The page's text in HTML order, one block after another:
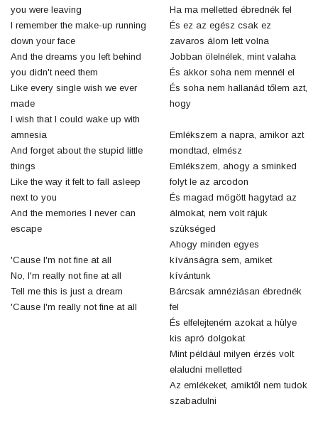
you were leaving
I remember the make-up running
down your face
And the dreams you left behind
you didn't need them
Like every single wish we ever
made
I wish that I could wake up with
amnesia
And forget about the stupid little
things
Like the way it felt to fall asleep
next to you
And the memories I never can
escape
'Cause I'm not fine at all
No, I'm really not fine at all
Tell me this is just a dream
'Cause I'm really not fine at all
Ha ma melletted ébrednék fel
És ez az egész csak ez
zavaros álom lett volna
Jobban ölelnélek, mint valaha
És akkor soha nem mennél el
És soha nem hallanád tőlem azt,
hogy
Emlékszem a napra, amikor azt
mondtad, elmész
Emlékszem, ahogy a sminked
folyt le az arcodon
És magad mögött hagytad az
álmokat, nem volt rájuk
szükséged
Ahogy minden egyes
kívánságra sem, amiket
kívántunk
Bárcsak amnéziásan ébrednék
fel
És elfelejteném azokat a hülye
kis apró dolgokat
Mint például milyen érzés volt
elaludni melletted
Az emlékeket, amiktől nem tudok
szabadulni